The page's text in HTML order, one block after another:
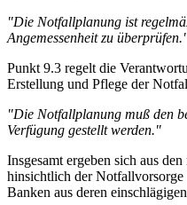
"Die Notfallplanung ist
Angemessenheit zu
Punkt 9.3 regelt die
Erstellung und Pflege der
"Die Notfallplanung muß den
Verfügung gestellt werden."
Insgesamt ergeben sich aus
hinsichtlich der
Banken aus deren